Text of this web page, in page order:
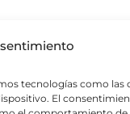
tecnologías como las
El